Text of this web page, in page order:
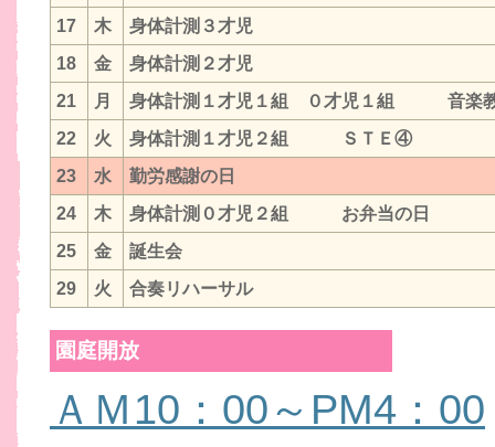
17
木
身体計測３才児
18
金
身体計測２才児
21
月
身体計測１才児１組 ０才児１組 音楽
22
火
身体計測１才児２組 ＳＴＥ④
23
水
勤労感謝の日
24
木
身体計測０才児２組 お弁当の日
25
金
誕生会
29
火 合奏リハーサル
園庭開放
ＡＭ10：00～PM4：00